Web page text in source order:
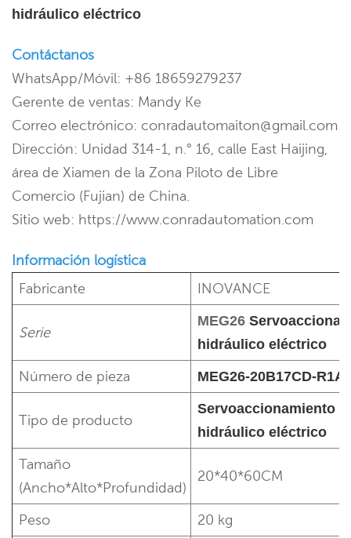
hidráulico eléctrico
Contáctanos
WhatsApp/Móvil: +86 18659279237
Gerente de ventas: Mandy Ke
Correo electrónico: conradautomaiton@gmail.com
Dirección: Unidad 314-1, n.° 16, calle East Haijing,
área de Xiamen de la Zona Piloto de Libre
Comercio (Fujian) de China.
Sitio web: https://www.conradautomation.com
Información logística
Fabricante
INOVANCE
Serie
MEG26
hidráulico eléctrico
Número de pieza MEG26-20B17CD-
Tipo de producto
Servoaccionamiento
hidráulico eléctrico
Tamaño
(Ancho*Alto*Profundidad)
20*40*60CM
Peso 20 kg